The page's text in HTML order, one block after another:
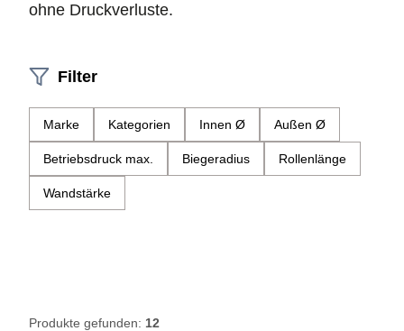
ohne Druckverluste.
Filter
Marke Kategorien Innen Ø Außen Ø
Betriebsdruck max. Biegeradius Rollenlänge
Wandstärke
Produkte gefunden: 12